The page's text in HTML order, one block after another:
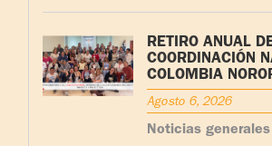
RETIRO ANUAL
COORDINACIÓN
COLOMBIA
Agosto 6, 2026
Noticias generales